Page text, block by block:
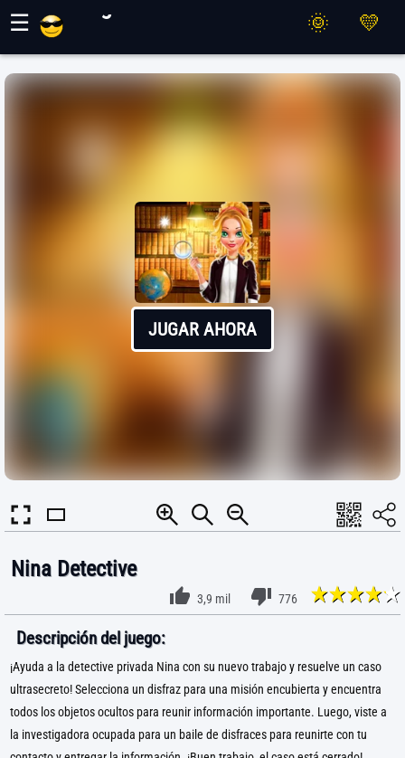
☰
JUGAR AHORA
Nina Detective
3,9 mil 776
Descripción del juego:
¡Ayuda a la detective privada Nina con su nuevo trabajo y resuelve un caso
ultrasecreto! Selecciona un disfraz para una misión encubierta y encuentra
todos los objetos ocultos para reunir información importante. Luego, viste a
la investigadora ocupada para un baile de disfraces para reunirte con tu